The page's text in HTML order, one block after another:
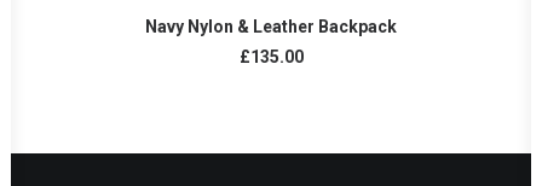
AÑADIR AL CARRITO
Navy Nylon & Leather Backpack
£135.00